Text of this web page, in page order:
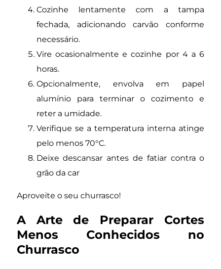
Cozinhe lentamente com a tampa
fechada, adicionando carvão conforme
necessário.
Vire ocasionalmente e cozinhe por 4 a 6
horas.
Opcionalmente, envolva em papel
alumínio para terminar o cozimento e
reter a umidade.
Verifique se a temperatura interna atinge
pelo menos 70°C.
Deixe descansar antes de fatiar contra o
grão da car
Aproveite o seu churrasco!
A Arte de Preparar Cortes
Menos Conhecidos no
Churrasco